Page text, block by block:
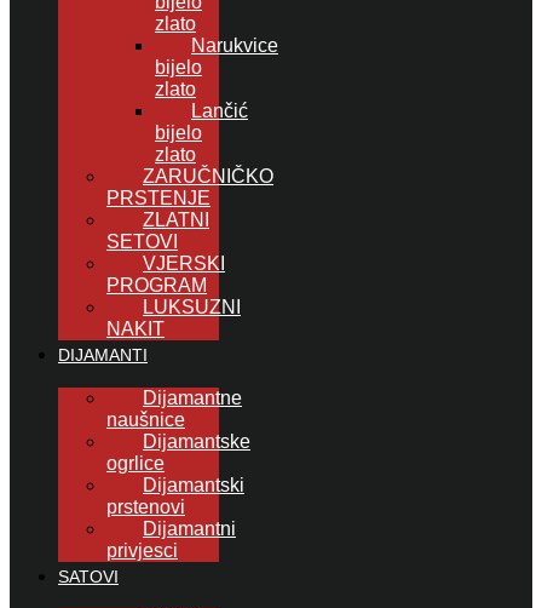
zlato
Narukvice
bijelo
zlato
Lančić
bijelo
zlato
ZARUČNIČKO
PRSTENJE
ZLATNI
SETOVI
VJERSKI
PROGRAM
LUKSUZNI
NAKIT
DIJAMANTI
Dijamantne
naušnice
Dijamantske
ogrlice
Dijamantski
prstenovi
Dijamantni
privjesci
SATOVI